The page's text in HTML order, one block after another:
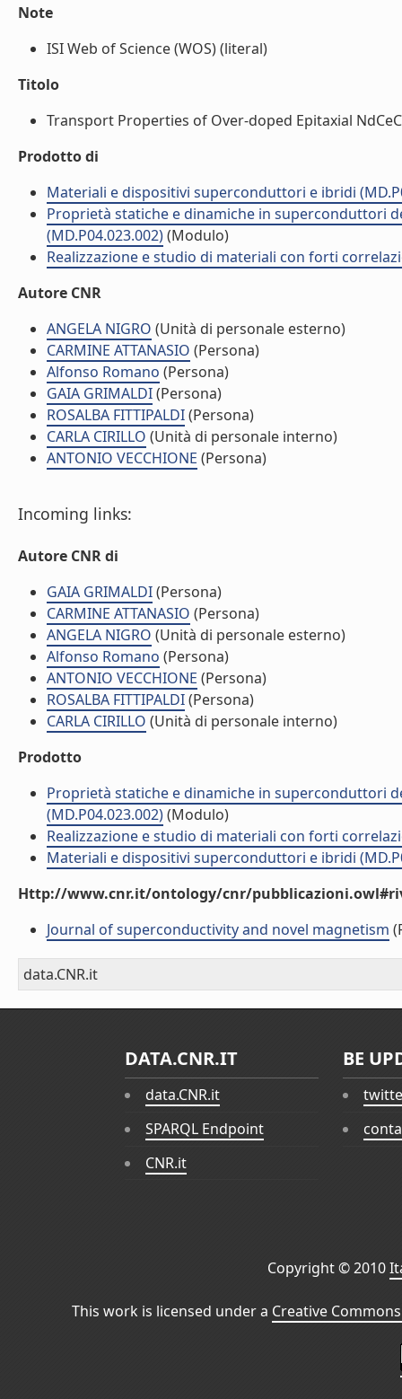
Note
ISI Web of Science (WOS) (literal)
Titolo
Transport Properties of Over-doped Epitaxial
Prodotto di
Materiali e dispositivi superconduttori e ibridi
Proprietà statiche e dinamiche in superconduttori
(MD.P04.023.002)(Modulo)
Realizzazione e studio di materiali con forti
Autore CNR
ANGELA NIGRO (Unità di personale esterno)
CARMINE ATTANASIO (Persona)
Alfonso Romano (Persona)
GAIA GRIMALDI(Persona)
ROSALBA FITTIPALDI(Persona)
CARLA CIRILLO (Unità di personale interno)
ANTONIO VECCHIONE (Persona)
Incoming links:
Autore CNR di
GAIA GRIMALDI(Persona)
CARMINE ATTANASIO (Persona)
ANGELA NIGRO (Unità di personale esterno)
Alfonso Romano (Persona)
ANTONIO VECCHIONE (Persona)
ROSALBA FITTIPALDI(Persona)
CARLA CIRILLO (Unità di personale interno)
Prodotto
Proprietà statiche e dinamiche in superconduttori
(MD.P04.023.002)(Modulo)
Realizzazione e studio di materiali con forti
Materiali e dispositivi superconduttori e ibridi
Http://www.cnr.it/ontology/cnr/
Journal of superconductivity and novel magnetism
data.CNR.it
DATA.CNR.IT
data.CNR.it
SPARQL Endpoint
CNR.it
BE
Copyright © 2010
This work is licensed under a Creative